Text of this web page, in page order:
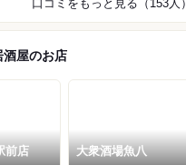
口コミをもっと見る（153人）
屋のお店
前店 大衆酒場魚八